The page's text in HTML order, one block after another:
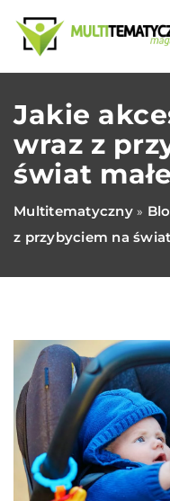
Jakie
wraz z
świat
Multitematyczny»
z przybyciem na